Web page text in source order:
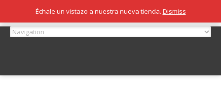
Échale un vistazo a nuestra nueva tienda. Dismiss